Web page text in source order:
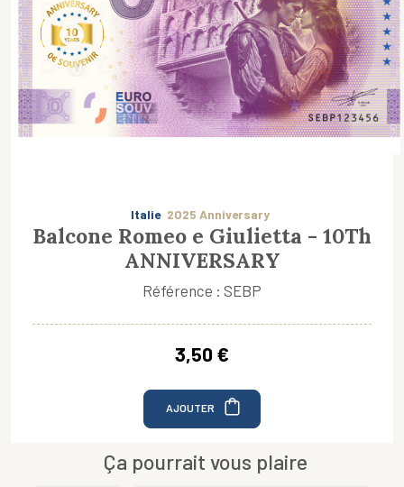
Italie 2025 Anniversary
Balcone Romeo e Giulietta - 10Th
ANNIVERSARY
Référence : SEBP
3,50 €
AJOUTER
Ça pourrait vous plaire